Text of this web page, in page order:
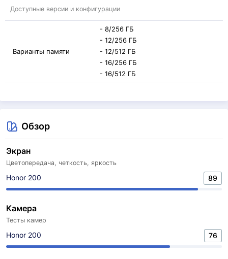
Доступные версии и конфигурации
Варианты памяти
- 8/256 ГБ
- 12/256 ГБ
- 12/512 ГБ
- 16/256 ГБ
- 16/512 ГБ
Обзор
Экран
Цветопередача, четкость, яркость
Honor 200 89
Камера
Тесты камер
Honor 200 76